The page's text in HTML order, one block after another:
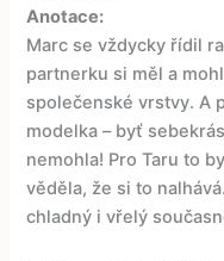
Anotace:
Marc se vždycky řídil
partnerku si měl a
společenské vrstvy. A
modelka – byť
nemohla! Pro Taru to
věděla, že si to
chladný i vřelý